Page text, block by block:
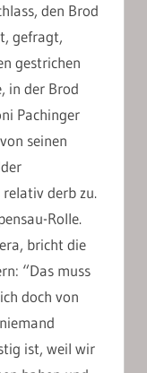
den Brod
gefragt,
gestrichen
in der Brod
Pachinger
seinen
derb zu.
Rolle.
bricht die
“Das muss
doch von
ist, weil wir